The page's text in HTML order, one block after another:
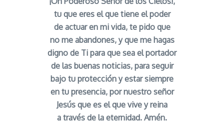
tu que eres el que tiene el poder
de actuar en mi vida, te pido que
no me abandones, y que me hagas
digno de Ti para que sea el portador
de las buenas noticias, para seguir
bajo tu protección y estar siempre
en tu presencia, por nuestro señor
Jesús que es el que vive y reina
a través de la eternidad. Amén.